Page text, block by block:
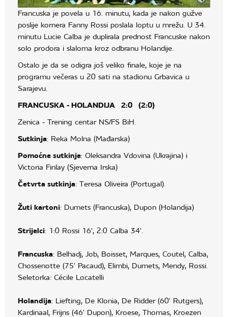
Francuska je povela u 16. minutu, kada je nakon gužve
poslije kornera Fanny Rossi poslala loptu u mrežu. U 34.
minutu Lucie Calba je duplirala prednost Francuske nakon
solo prodora i slaloma kroz odbranu Holandije.
Ostalo je da se odigra još veliko finale, koje je na
programu večeras u 20 sati na stadionu Grbavica u
Sarajevu.
FRANCUSKA - HOLANDIJA 2:0 (2:0)
Zenica - Trening centar NS/FS BiH.
Sutkinja: Reka Molna (Mađarska)
Pomoćne sutkinje: Oleksandra Vdovina (Ukrajina) i
Victoria Finlay (Sjeverna Irska)
Četvrta sutkinja: Teresa Oliveira (Portugal).
Žuti kartoni: Dumets (Francuska), Dupon (Holandija)
Strijelci: 1:0 Rossi 16', 2:0 Calba 34'.
Francuska: Belhadj, Job, Boisset, Marques, Coutel, Calba,
Chossenotte (75' Pacaud), Elimbi, Dumets, Mendy, Rossi.
Seletorka: Cécile Locatelli
Holandija: Liefting, De Klonia, De Ridder (60' Rutgers),
Kardinaal, Frijns (46' Dupon), Kroese, Thomas, Kroezen